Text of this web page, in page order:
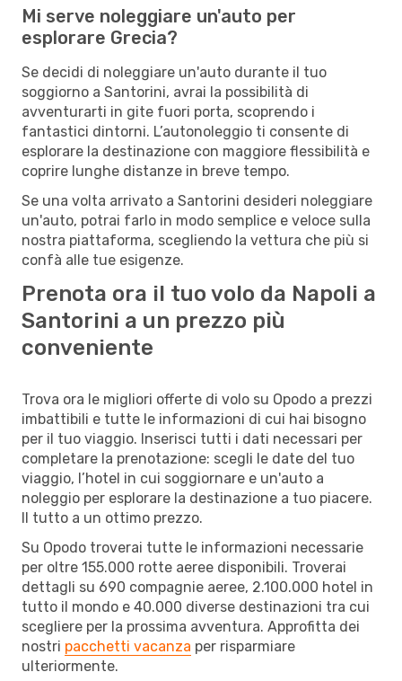
Mi serve noleggiare un'auto per
esplorare Grecia?
Se decidi di noleggiare un'auto durante il tuo
soggiorno a Santorini, avrai la possibilità di
avventurarti in gite fuori porta, scoprendo i
fantastici dintorni. L’autonoleggio ti consente di
esplorare la destinazione con maggiore flessibilità e
coprire lunghe distanze in breve tempo.
Se una volta arrivato a Santorini desideri noleggiare
un'auto, potrai farlo in modo semplice e veloce sulla
nostra piattaforma, scegliendo la vettura che più si
confà alle tue esigenze.
Prenota ora il tuo volo da Napoli a
Santorini a un prezzo più
conveniente
Trova ora le migliori offerte di volo su Opodo a prezzi
imbattibili e tutte le informazioni di cui hai bisogno
per il tuo viaggio. Inserisci tutti i dati necessari per
completare la prenotazione: scegli le date del tuo
viaggio, l’hotel in cui soggiornare e un'auto a
noleggio per esplorare la destinazione a tuo piacere.
Il tutto a un ottimo prezzo.
Su Opodo troverai tutte le informazioni necessarie
per oltre 155.000 rotte aeree disponibili. Troverai
dettagli su 690 compagnie aeree, 2.100.000 hotel in
tutto il mondo e 40.000 diverse destinazioni tra cui
scegliere per la prossima avventura. Approfitta dei
nostri pacchetti vacanza per risparmiare
ulteriormente.